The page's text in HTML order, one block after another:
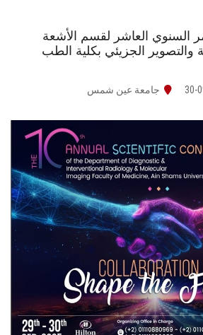
الطلاب
هيئة التدريس
الدراسات العليا
الخريجين
الزائـرون
السنوي العاشر لقسم الأشعة
والتصوير الجزيئي بكلية الطب
جامعة عين شمس